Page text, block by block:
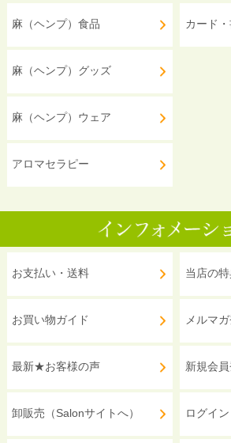
麻（ヘンプ）食品
麻（ヘンプ）グッズ
麻（ヘンプ）ウェア
アロマセラピー
カード
お支払い・送料
お買い物ガイド
最新★お客様の声
卸販売（Salonサイトへ）
当店の
メルマ
新規会
ログイ